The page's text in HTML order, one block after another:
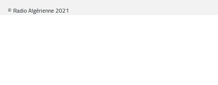
© Radio Algérienne 2021